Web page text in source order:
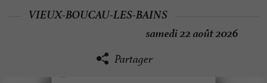
VIEUX-BOUCAU-LES-BAINS
samedi 22 août 2026
Partager